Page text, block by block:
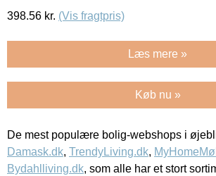
398.56 kr. (Vis fragtpris)
Læs mere »
Køb nu »
De mest populære bolig-webshops i
Damask.dk, TrendyLiving.dk,
Bydahlliving.dk, som alle har et stort